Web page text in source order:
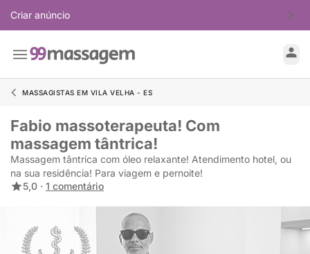
Criar anúncio
MASSAGISTAS EM VILA VELHA - ES
Fabio massoterapeuta! Com
massagem tântrica!
Massagem tântrica com óleo relaxante! Atendimento hotel, ou
na sua residência! Para viagem e pernoite!
5,0 · 1 comentário